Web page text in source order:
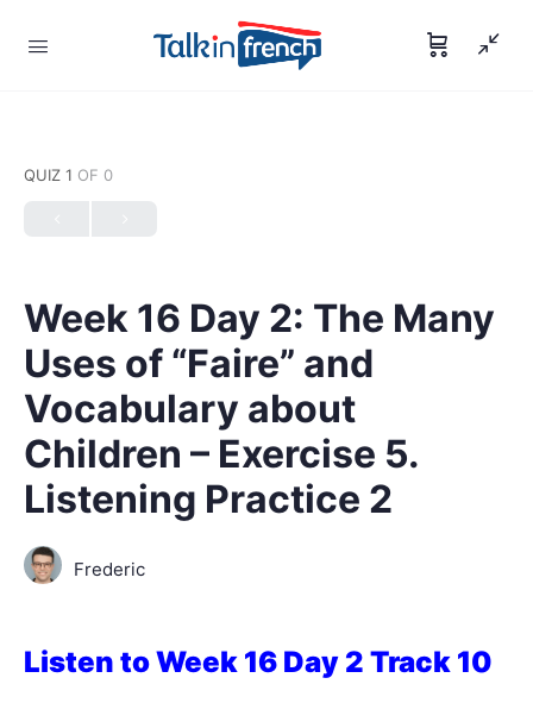
QUIZ 1 OF 0
Week 16 Day 2: The Many
Uses of “Faire” and
Vocabulary about
Children – Exercise 5.
Listening Practice 2
Frederic
Listen to Week 16 Day 2 Track 10